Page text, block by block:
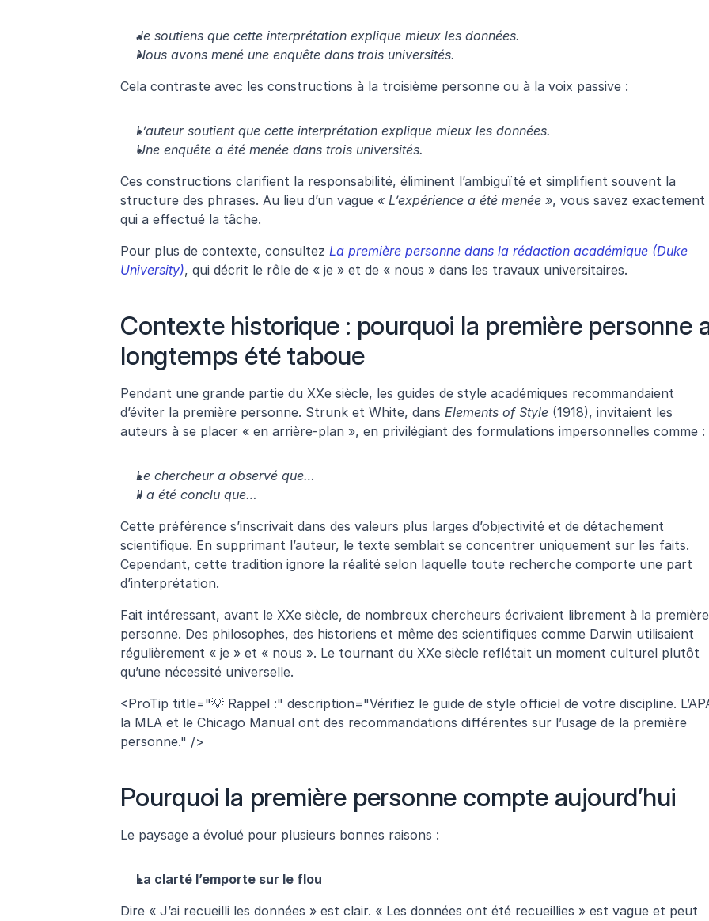
Je soutiens que cette interprétation explique mieux les données.
Nous avons mené une enquête dans trois universités.
Cela contraste avec les constructions à la troisième personne ou à la voix passive :
L’auteur soutient que cette interprétation explique mieux les données.
Une enquête a été menée dans trois universités.
Ces constructions clarifient la responsabilité, éliminent l’ambiguïté et simplifient souvent la
structure des phrases. Au lieu d’un vague « L’expérience a été menée », vous savez exactement
qui a effectué la tâche.
Pour plus de contexte, consultez La première personne dans la rédaction académique (Duke
University), qui décrit le rôle de « je » et de « nous » dans les travaux universitaires.
Contexte historique : pourquoi la première personne
longtemps été taboue
Pendant une grande partie du XXe siècle, les guides de style académiques recommandaient
d’éviter la première personne. Strunk et White, dans Elements of Style (1918), invitaient les
auteurs à se placer « en arrière-plan », en privilégiant des formulations impersonnelles comme :
Le chercheur a observé que…
Il a été conclu que…
Cette préférence s’inscrivait dans des valeurs plus larges d’objectivité et de détachement
scientifique. En supprimant l’auteur, le texte semblait se concentrer uniquement sur les faits.
Cependant, cette tradition ignore la réalité selon laquelle toute recherche comporte une part
d’interprétation.
Fait intéressant, avant le XXe siècle, de nombreux chercheurs écrivaient librement à la première
personne. Des philosophes, des historiens et même des scientifiques comme Darwin utilisaient
régulièrement « je » et « nous ». Le tournant du XXe siècle reflétait un moment culturel plutôt
qu’une nécessité universelle.
<ProTip title="💡 Rappel :" description="Vérifiez le guide de style officiel de votre discipline.
la MLA et le Chicago Manual ont des recommandations différentes sur l’usage de la première
personne." />
Pourquoi la première personne compte aujourd’hui
Le paysage a évolué pour plusieurs bonnes raisons :
La clarté l’emporte sur le flou
Dire « J’ai recueilli les données » est clair. « Les données ont été recueillies » est vague et peut